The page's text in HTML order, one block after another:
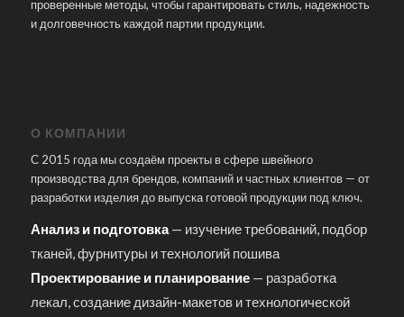
проверенные методы, чтобы гарантировать стиль, надежность
и долговечность каждой партии продукции.
О КОМПАНИИ
С 2015 года мы создаём проекты в сфере швейного
производства для брендов, компаний и частных клиентов — от
разработки изделия до выпуска готовой продукции под ключ.
Анализ и подготовка— изучение требований, подбор
тканей, фурнитуры и технологий пошива
Проектирование и планирование— разработка
лекал, создание дизайн-макетов и технологической